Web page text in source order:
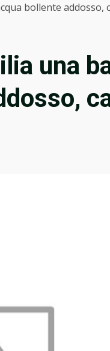
bollente addosso,
una